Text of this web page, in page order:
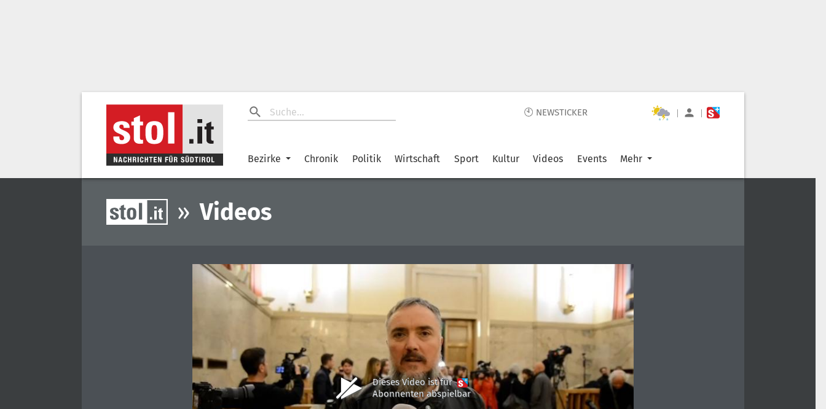
🕙 NEWSTICKER | |
Bezirke Chronik Politik Wirtschaft Sport Kultur Videos Events Mehr
» Videos
Dieses Video ist für
Abonnenten abspielbar